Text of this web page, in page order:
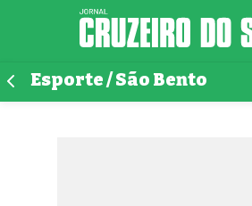
Esporte / São Bento